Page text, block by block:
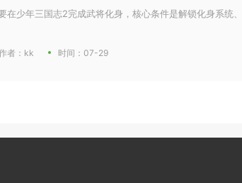
在少年三国志2完成武将化身，核心条件是解锁化身系统
者：kk 时间：07-29